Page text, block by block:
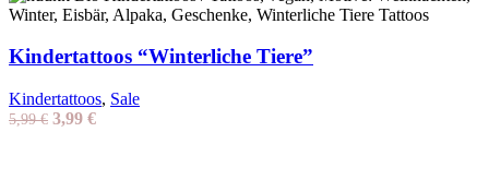
Kindertattoos “Winterliche Tiere”
Kindertattoos, Sale
5,99€ Ursprünglicher
3,99 €Aktueller